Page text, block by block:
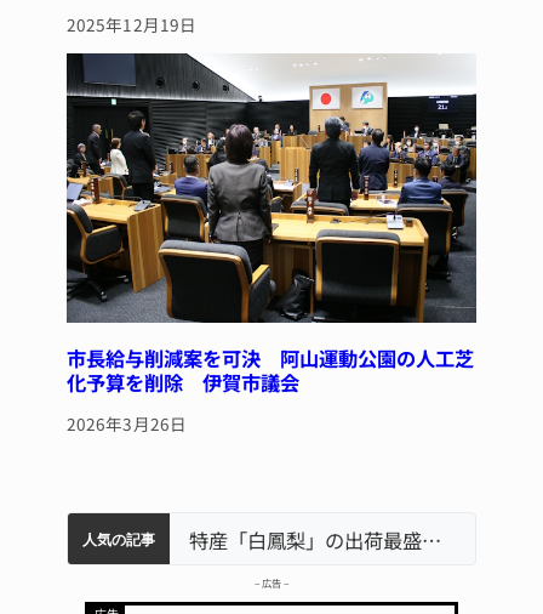
2025年12月19日
市長給与削減案を可決 阿山運動公園の人工芝
化予算を削除 伊賀市議会
2026年3月26日
人気の記事
名張市水道料金47％値上げへ 答申案、審議会で大筋まとまる名張市立病院のDMAT、熊本地震の被災地へ 能登以来3回目の派遣 特産「白鳳梨」の出荷最盛期 直売所にぎわう 伊賀
– 広告 –